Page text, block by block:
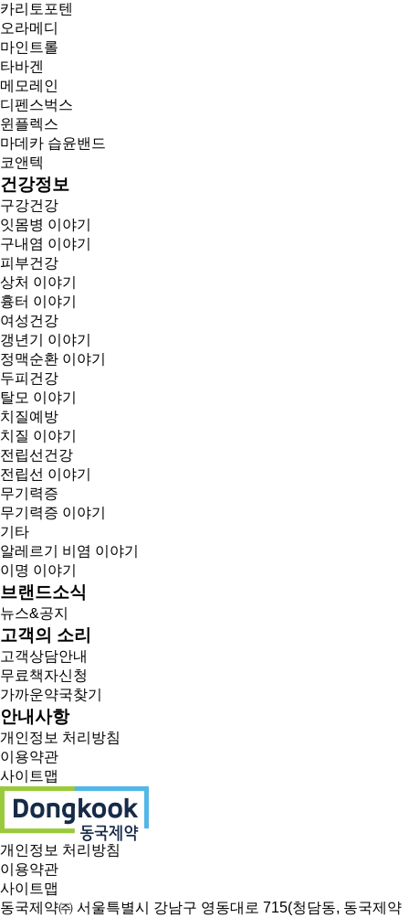
카리토포텐
오라메디
마인트롤
타바겐
메모레인
디펜스벅스
윈플렉스
마데카 습윤밴드
코앤텍
건강정보
구강건강
잇몸병 이야기
구내염 이야기
피부건강
상처 이야기
흉터 이야기
여성건강
갱년기 이야기
정맥순환 이야기
두피건강
탈모 이야기
치질예방
치질 이야기
전립선건강
전립선 이야기
무기력증
무기력증 이야기
기타
알레르기 비염 이야기
이명 이야기
브랜드소식
뉴스&공지
고객의 소리
고객상담안내
무료책자신청
가까운약국찾기
안내사항
개인정보 처리방침
이용약관
사이트맵
개인정보 처리방침
이용약관
사이트맵
동국제약㈜ 서울특별시 강남구 영동대로 715(청담동, 동국제약